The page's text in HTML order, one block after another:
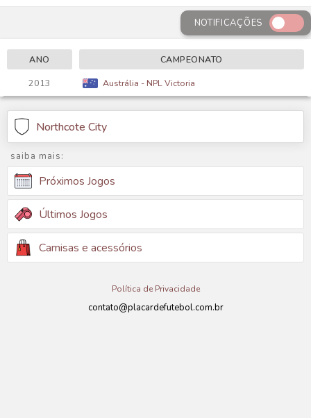
NOTIFICAÇÕES
ANO
CAMPEONATO
2013
Austrália - NPL Victoria
Northcote City
saiba mais:
Próximos Jogos
Últimos Jogos
Camisas e acessórios
Política de Privacidade
contato@placardefutebol.com.br